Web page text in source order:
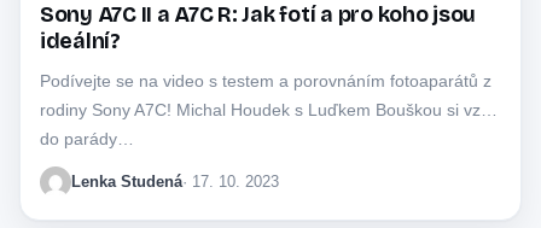
Sony A7C II a A7C R: Jak fotí a pro koho jsou
ideální?
Podívejte se na video s testem a porovnáním fotoaparátů z
rodiny Sony A7C! Michal Houdek s Luďkem Bouškou si vzali
do parády…
Lenka Studená· 17. 10. 2023